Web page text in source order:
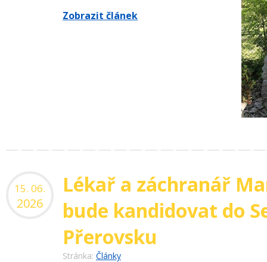
Zobrazit článek
15. 06.
2026
Lékař a záchranář
bude kandidovat do
Přerovsku
Stránka: Články